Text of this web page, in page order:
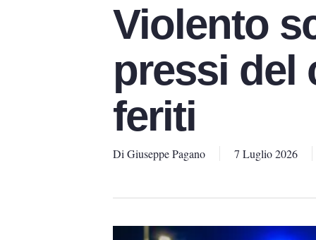
Violento
pressi del
feriti
Di Giuseppe Pagano 7 Luglio 2026